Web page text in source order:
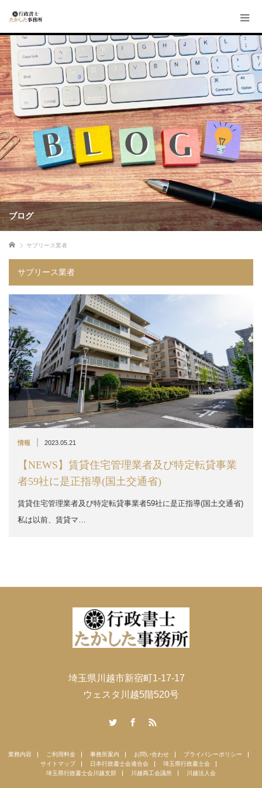
ブログ
ホーム サブリース業者
サブリース業者
情報 2023.05.21
【NEWS】賃貸住宅管理業者及び特定転貸事業
者59社に是正指導(国土交通省)
賃貸住宅管理業者及び特定転貸事業者59社に是正指導(国土交通省)
私は以前、賃貸マ…
埼玉県川越市新宿町1-17-17
ウェスタ川越5階520号
業務内容 ご利用料金 事務所案内 お問い合わせ
プライバシーポリシー
サイトマップ
日本行政書士会連合会
埼玉県行政書士会
埼玉県行政書士会川越支部
川越商工会議所 川越法人会